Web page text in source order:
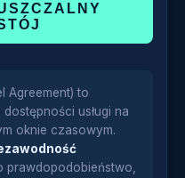
Agreement) to
usługi na
oknie czasowym.
prawdopodobieństwo,